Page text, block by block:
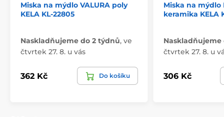
Miska na mýdlo VALURA poly
KELA KL-22805
Naskladňujeme do 2 týdnů, ve
čtvrtek 27. 8. u vás
362 Kč Do košíku
Miska na mýdlo
keramika KELA
Naskladňujeme
čtvrtek 27. 8. u
306 Kč